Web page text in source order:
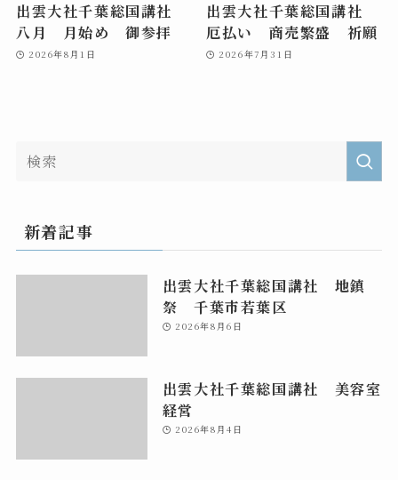
出雲大社千葉総国講社
八月 月始め 御参拝
2026年8月1日
出雲大社千葉総国講社
厄払い 商売繁盛 祈願
2026年7月31日
新着記事
出雲大社千葉総国講社 地鎮
祭 千葉市若葉区
2026年8月6日
出雲大社千葉総国講社 美容室
経営
2026年8月4日